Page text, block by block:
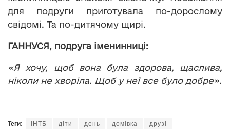
для подруги приготувала по-дорослому
свідомі. Та по-дитячому щирі.
ГАННУСЯ, подруга іменинниці:
«Я хочу, щоб вона була здорова, щаслива,
ніколи не хворіла. Щоб у неї все було добре».
Теги: ІНТБ діти день домівка друзі